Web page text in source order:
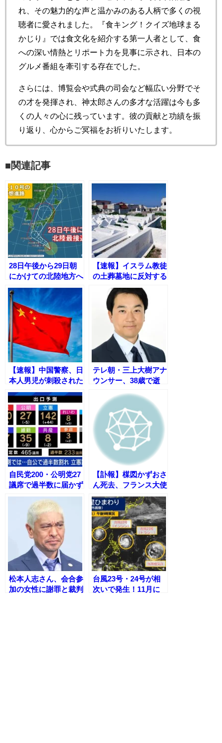
れ、その魅力的な声と温かみのある人柄で多くの視
聴者に愛されました。『食キング！クイズ地球まる
かじり』では食文化を紹介する第一人者として、食
への深い情熱とリポート力を見事に示され、日本の
グルメ番組を牽引する存在でした。
さらには、博覧会や式典の司会など幅広い分野でそ
の才を発揮され、神太郎さんの多才な活躍は今も多
くの人々の心に残っています。彼の貢献と功績を振
り返り、心からご冥福をお祈りいたします。
■関連記事
28日午後から29日朝
にかけての北陸地方へ
の台風10号通過を警
戒
【速報】イスラム教徒
の土葬墓地に反対する
新町長の考えとは？
【速報】中国警察、日
本人男児が刺殺された
事件について「偶発的
な事件」と判断
テレ朝・三上大樹アナ
ウンサー、38歳で逝
『報道ステーション』
ナレーション
自民党200・公明党27
議席で過半数に届かず
- 立憲民主党は142議
席と予想【ANN出口
調査】
【訃報】楳図かずおさ
ん死去、フランス大使
館が追悼文を発表 〜
『JE SUIS
SHINGO』書影ととも
に「深い悲しみ」〜
松本人志さん、会合参
加の女性に謝罪と裁判
台風23号・24号が相
次いで発生！11月に